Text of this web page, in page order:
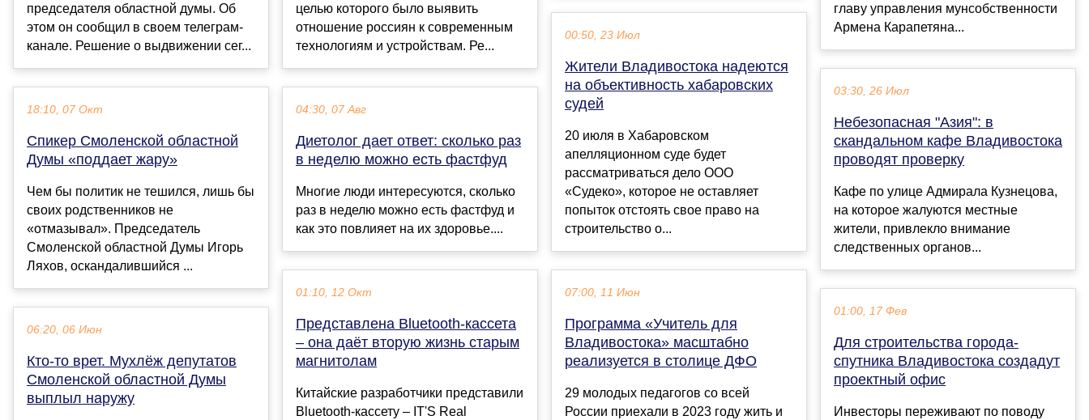
председателя областной думы. Об
этом он сообщил в своем телеграм-
канале. Решение о выдвижении сег...
18:10, 07 Окт
Спикер Смоленской областной
Думы «поддает жару»
Чем бы политик не тешился, лишь бы
своих родственников не
«отмазывал». Председатель
Смоленской областной Думы Игорь
Ляхов, оскандалившийся ...
06:20, 06 Июн
Кто-то врет. Мухлёж депутатов
Смоленской областной Думы
выплыл наружу
целью которого было выявить
отношение россиян к современным
технологиям и устройствам. Ре...
04:30, 07 Авг
Диетолог дает ответ: сколько раз
в неделю можно есть фастфуд
Многие люди интересуются, сколько
раз в неделю можно есть фастфуд и
как это повлияет на их здоровье....
01:10, 12 Окт
Представлена Bluetooth-кассета
– она даёт вторую жизнь старым
магнитолам
Китайские разработчики представили
Bluetooth-кассету – IT'S Real
00:50, 23 Июл
Жители Владивостока надеются
на объективность хабаровских
судей
20 июля в Хабаровском
апелляционном суде будет
рассматриваться дело ООО
«Судеко», которое не оставляет
попыток отстоять свое право на
строительство о...
07:00, 11 Июн
Программа «Учитель для
Владивостока» масштабно
реализуется в столице ДФО
29 молодых педагогов со всей
России приехали в 2023 году жить и
главу управления мунсобственности
Армена Карапетяна...
03:30, 26 Июл
Небезопасная "Азия": в
скандальном кафе Владивостока
проводят проверку
Кафе по улице Адмирала Кузнецова,
на которое жалуются местные
жители, привлекло внимание
следственных органов...
01:00, 17 Фев
Для строительства города-
спутника Владивостока создадут
проектный офис
Инвесторы переживают по поводу